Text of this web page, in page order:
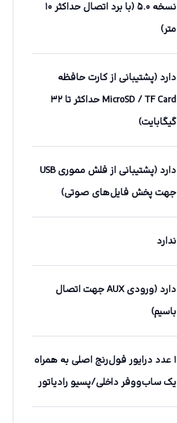
نسخه ۵.۰ (با برد اتصال حداکثر ۱۰
متر)
دارد (پشتیبانی از کارت حافظه
MicroSD / TF Card حداکثر تا ۳۲
گیگابایت)
دارد (پشتیبانی از فلش مموری USB
جهت پخش فایل‌های صوتی)
ندارد
دارد (ورودی AUX جهت اتصال
باسیم)
۱ عدد درایور فول‌رنج اصلی به همراه
یک ساب‌ووفر داخلی/پسیو رادیاتور